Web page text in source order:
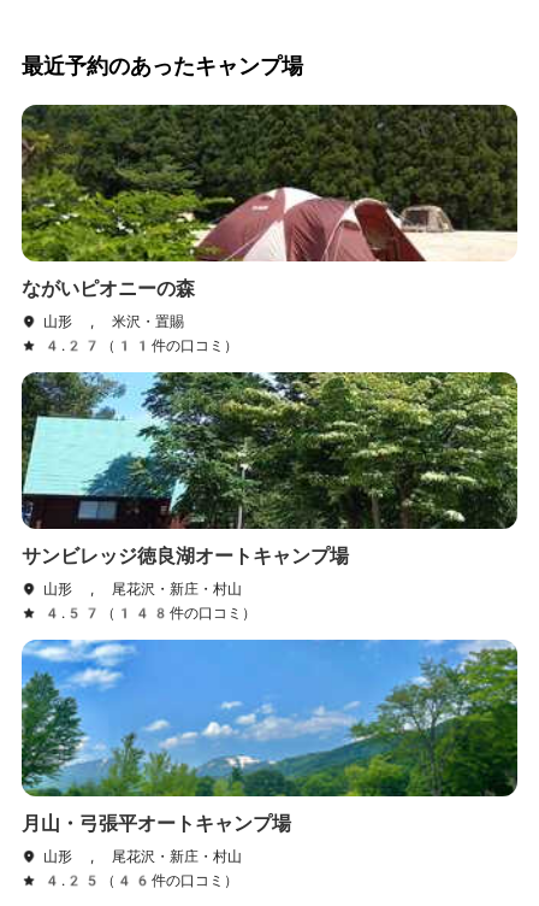
最近予約のあったキャンプ場
ながいピオニーの森
山形 , 米沢・置賜
4.27（11件の口コミ）
サンビレッジ徳良湖オートキャンプ場
山形 , 尾花沢・新庄・村山
4.57（148件の口コミ）
月山・弓張平オートキャンプ場
山形 , 尾花沢・新庄・村山
4.25（46件の口コミ）